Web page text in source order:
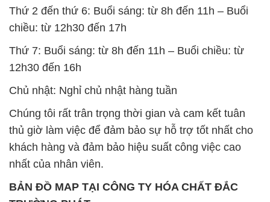
Thứ 2 đến thứ 6: Buổi sáng: từ 8h đến 11h – Buổi
chiều: từ 12h30 đến 17h
Thứ 7: Buổi sáng: từ 8h đến 11h – Buổi chiều: từ
12h30 đến 16h
Chủ nhật: Nghỉ chủ nhật hàng tuần
Chúng tôi rất trân trọng thời gian và cam kết tuân
thủ giờ làm việc để đảm bảo sự hỗ trợ tốt nhất cho
khách hàng và đảm bảo hiệu suất công việc cao
nhất của nhân viên.
BẢN ĐỒ MAP TẠI CÔNG TY HÓA CHẤT ĐẮC